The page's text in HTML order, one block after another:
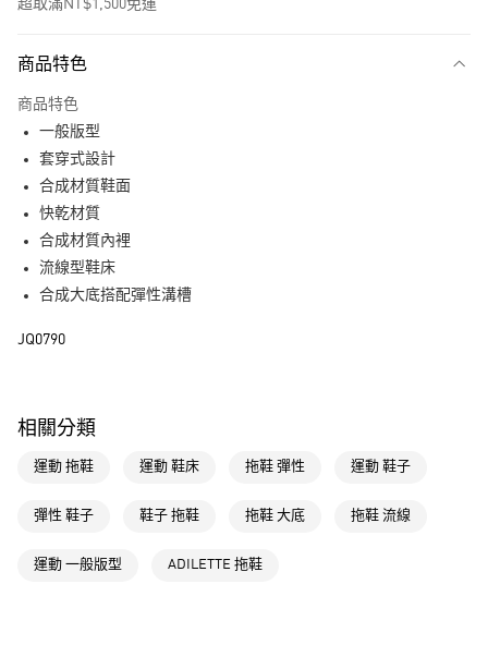
超取滿NT$1,500免運
LINE Pay
全家取貨付款
萊爾富取貨付款
每筆NT$80，滿NT$1,500(含以上)免運費
7-11取貨付款
商品特色
商品特色
一般版型
套穿式設計
合成材質鞋面
快乾材質
合成材質內裡
流線型鞋床
合成大底搭配彈性溝槽
JQ0790
相關分類
運動 拖鞋 運動 鞋床 拖鞋 彈性 運動 鞋子
彈性 鞋子 鞋子 拖鞋 拖鞋 大底 拖鞋 流線
運動 一般版型 ADILETTE 拖鞋